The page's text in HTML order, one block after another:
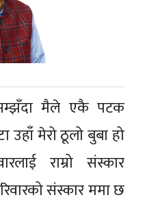
सम्झँदा मैले एकै पटक
उहाँ मेरो ठूलो बुबा हो
राम्रो संस्कार
संस्कार ममा छ